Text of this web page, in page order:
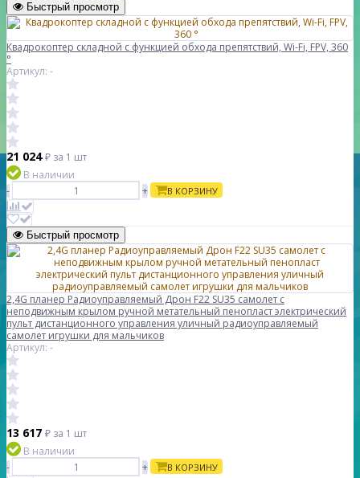
Быстрый просмотр
Квадрокоптер складной с функцией обхода препятствий, Wi-Fi, FPV, 360
°
Артикул: -
21 024₽ за 1 шт
В наличии
-
+ В КОРЗИНУ
Быстрый просмотр
2,4G планер Радиоуправляемый Дрон F22 SU35 самолет с
неподвижным крылом ручной метательный пенопласт электрический
пульт дистанционного управления уличный радиоуправляемый
самолет игрушки для мальчиков
Артикул: -
13 617 ₽ за 1 шт
В наличии
-
+ В КОРЗИНУ